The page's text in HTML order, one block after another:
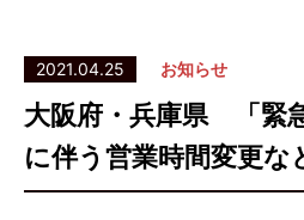
2021.04.25 お知らせ
大阪府・兵庫県 「緊
に伴う営業時間変更な